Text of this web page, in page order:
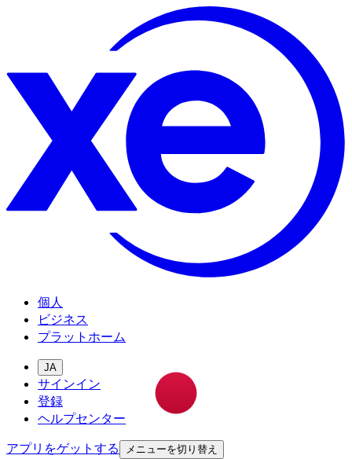
個人
ビジネス
プラットホーム
JA
サインイン
登録
ヘルプセンター
アプリをゲットする
メニューを切り替え